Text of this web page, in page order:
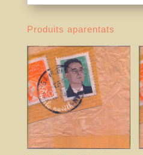
Produits aparentats